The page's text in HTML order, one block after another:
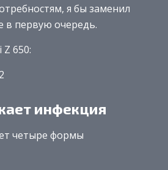
я бы заменил
в первую очередь.
650:
инфекция
четыре формы